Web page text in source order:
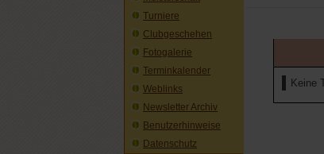
Turniere
Clubgeschehen
Fotogalerie
Terminkalender
Weblinks
Newsletter Archiv
Benutzerhinweise
Datenschutz
Keine